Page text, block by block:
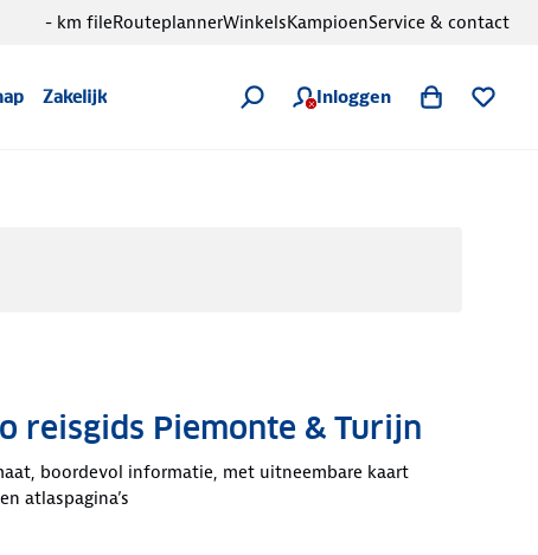
Zakelijk Inloggen
- km fileRouteplannerWinkelsKampioenService & contact
reisgids Piemonte & Turijn
boordevol informatie, met uitneembare kaart
atlaspagina’s